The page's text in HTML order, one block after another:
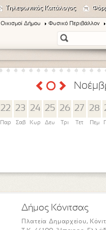
Τηλεφωνικός Κατάλογος
Οικισμοί Δήμου Φυσικό Περιβάλλον
22
Παρ
23
Σαβ
24
Κυρ
25
Δευ
26
Τρι
27
Τετ
28
Πεμ
Δήμος Κόνιτσας
Πλατεία Δημαρχείου,